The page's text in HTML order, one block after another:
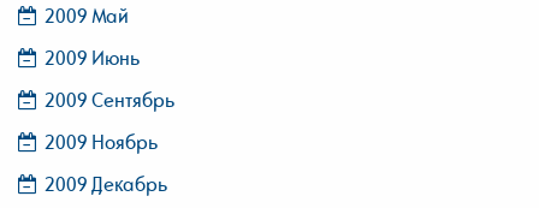
2009 Май
2009 Июнь
2009 Сентябрь
2009 Ноябрь
2009 Декабрь